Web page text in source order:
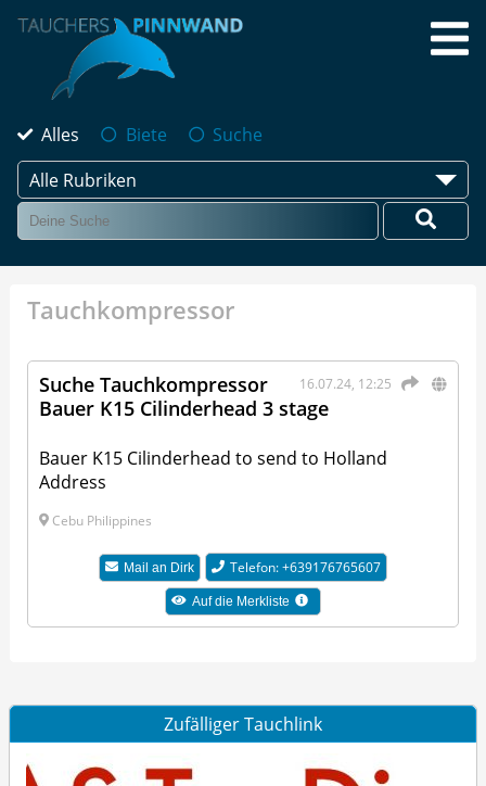
Alles Biete
Suche
Alle Rubriken
Tauchkompressor
16.07.24, 12:25
Suche Tauchkompressor
Bauer K15 Cilinderhead 3 stage
Bauer K15 Cilinderhead to send to Holland
Address
Cebu Philippines
Mail an Dirk Telefon: +639176765607
Auf die Merkliste
Zufälliger Tauchlink